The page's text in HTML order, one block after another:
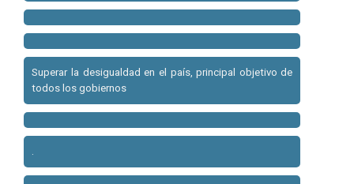
Superar la desigualdad en el país, principal objetivo de
todos los gobiernos
.